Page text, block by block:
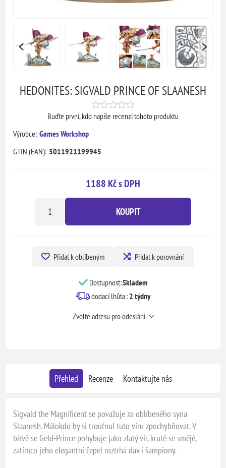
HEDONITES: SIGVALD PRINCE OF SLAANESH
Buďte první, kdo napíše recenzi tohoto produktu
Výrobce: Games Workshop
GTIN (EAN): 5011921199945
1188 Kč s DPH
KOUPIT
Přidat k oblíbeným Přidat k porovnání
Dostupnost:Skladem
dodací lhůta :2 týdny
Zvolte adresu pro odeslání
Přehled Recenze Kontaktujte nás
Sigvald the Magnificent se považuje za oblíbeného syna
Slaanesh. Málokdo by si troufnul tuto víru zpochybňovat. V
bitvě se Geld-Prince pohybuje jako zlatý vír, krutě se smějě,
zatímco jeho elegantní čepel roztrhá dav i šampiony.